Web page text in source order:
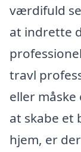
værdifuld
at indrette
travl
eller
at skabe et
hjem, er